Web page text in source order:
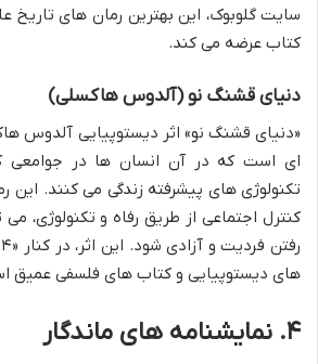
سایت گلوبوک، این بهترین رمان های تاریخ
کتاب عرضه می کند.
دنیای قشنگ نو (آلدوس هاکسلی)
«دنیای قشنگ نو» اثر دیستوپیایی آلدوس
ای است که در آن انسان ها در جوامعی
تکنولوژی های پیشرفته زندگی می کنند.
کنترل اجتماعی از طریق رفاه و تکنولوژی،
های دیستوپیایی و کتاب های فلسفی عمیق
۴. نمایشنامه های ماندگار